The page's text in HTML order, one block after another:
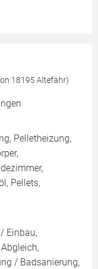
18195 Altefähr)
Pelletheizung,
Pellets,
Einbau,
/ Badsanierung,